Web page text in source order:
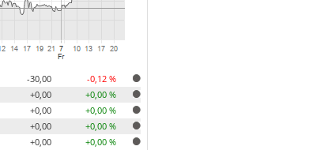
-30,00
-0,12 %
+0,00
+0,00 %
+0,00
+0,00 %
+0,00
+0,00 %
+0,00
+0,00 %